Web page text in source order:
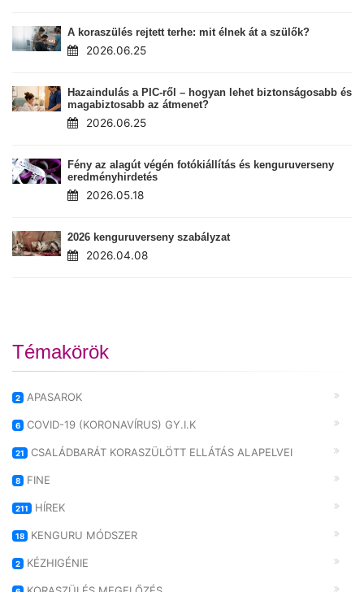
A koraszülés rejtett terhe: mit élnek át a szülők?
2026.06.25
Hazaindulás a PIC-ről – hogyan lehet biztonságosabb és
magabiztosabb az átmenet?
2026.06.25
Fény az alagút végén fotókiállítás és kenguruverseny
eredményhirdetés
2026.05.18
2026 kenguruverseny szabályzat
2026.04.08
Témakörök
2 APASAROK
6 COVID-19 (KORONAVÍRUS) GY.I.K
21 CSALÁDBARÁT KORASZÜLÖTT ELLÁTÁS ALAPELVEI
8 FINE
211 HÍREK
18 KENGURU MÓDSZER
2 KÉZHIGÉNIE